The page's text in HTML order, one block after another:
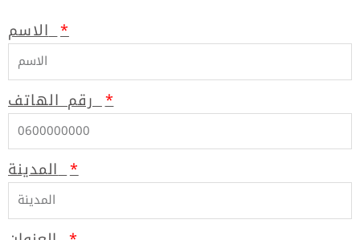
الاسم
رقم الهاتف
المدينة